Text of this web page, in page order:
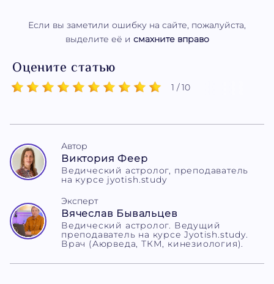
Если вы заметили ошибку на сайте, пожалуйста,
выделите её и смахните вправо
Оцените статью
1 / 10
Автор
Виктория Феер
Ведический астролог, преподаватель
на курсе jyotish.study
Эксперт
Вячеслав Бывальцев
Ведический астролог. Ведущий
преподаватель на курсе Jyotish.study.
Врач (Аюрведа, ТКМ, кинезиология).